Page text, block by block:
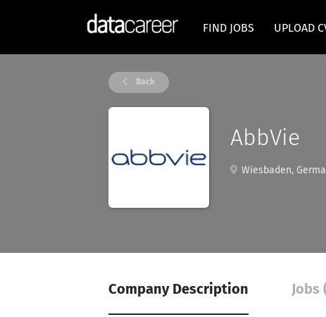
FIND JOBS UPLOAD
Back
AbbVie
Wiesbaden,
Company Description Jobs